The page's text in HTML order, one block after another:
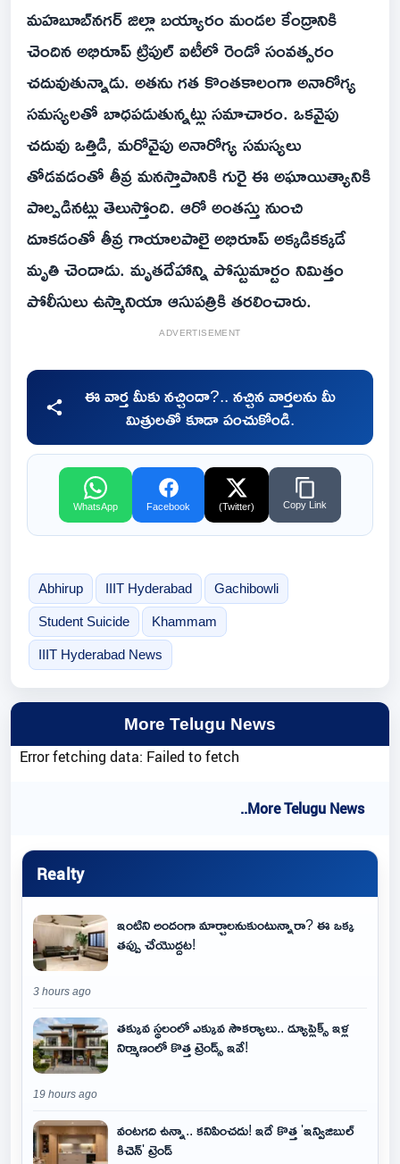
మహబూబ్‌నగర్ జిల్లా బయ్యారం మండల కేంద్రానికి
చెందిన అభిరూప్‌ ట్రిపుల్ ఐటీలో రెండో సంవత్సరం
చదువుతున్నాడు. అతను గత కొంతకాలంగా అనారోగ్య
సమస్యలతో బాధపడుతున్నట్లు సమాచారం. ఒకవైపు
చదువు ఒత్తిడి, మరోవైపు అనారోగ్య సమస్యలు
తోడవడంతో తీవ్ర మనస్తాపానికి గురై ఈ అఘాయిత్యానికి
పాల్పడినట్లు తెలుస్తోంది. ఆరో అంతస్తు నుంచి
దూకడంతో తీవ్ర గాయాలపాలై అభిరూప్ అక్కడికక్కడే
మృతి చెందాడు. మృతదేహాన్ని పోస్టుమార్టం నిమిత్తం
పోలీసులు ఉస్మానియా ఆసుపత్రికి తరలించారు.
ADVERTISEMENT
ఈ వార్త మీకు నచ్చిందా?.. నచ్చిన వార్తలను మీ
మిత్రులతో కూడా పంచుకోండి.
WhatsApp Facebook (Twitter) Copy Link
Abhirup IIIT Hyderabad Gachibowli
Student Suicide Khammam
IIIT Hyderabad News
More Telugu News
Error fetching data: Failed to fetch
..More Telugu News
Realty
ఇంటిని అందంగా మార్చాలనుకుంటున్నారా? ఈ ఒక్క
తప్పు చేయొద్దట!
3 hours ago
తక్కువ స్థలంలో ఎక్కువ సౌకర్యాలు.. డ్యూప్లెక్స్ ఇళ్ల
నిర్మాణంలో కొత్త ట్రెండ్స్ ఇవే!
19 hours ago
వంటగది ఉన్నా.. కనిపించదు! ఇదే కొత్త 'ఇన్విజిబుల్
కిచెన్' ట్రెండ్